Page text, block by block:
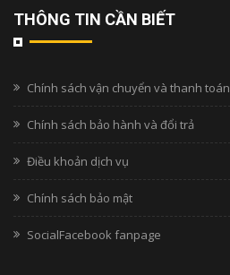
THÔNG TIN CẦN BIẾT
Chính sách vận chuyển và thanh toán
Chính sách bảo hành và đổi trả
Điều khoản dịch vụ
Chính sách bảo mật
SocialFacebook fanpage